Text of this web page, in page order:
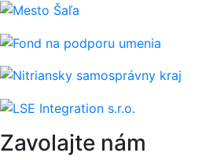
Zavolajte nám